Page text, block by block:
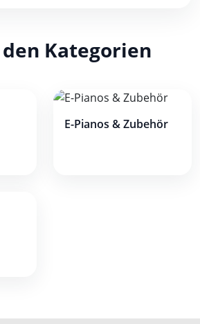
Kategorien
E-Pianos & Zubehör